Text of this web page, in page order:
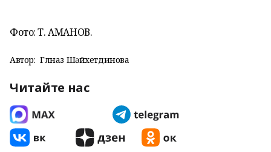
Фото: Т. АМАНОВ.
Автор: Гөлназ Шәйхетдинова
Читайте нас